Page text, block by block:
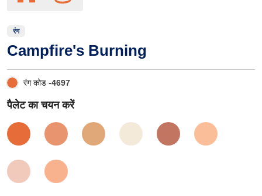
रंग
Campfire's Burning
रंग कोड -4697
पैलेट का चयन करें